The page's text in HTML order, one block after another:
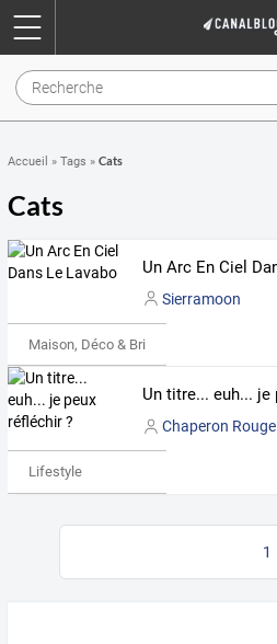
Accueil » Tags » Cats
Cats
Sierramoon
Maison, Déco & Bricolage
Chaperon Rouge
Lifestyle
1